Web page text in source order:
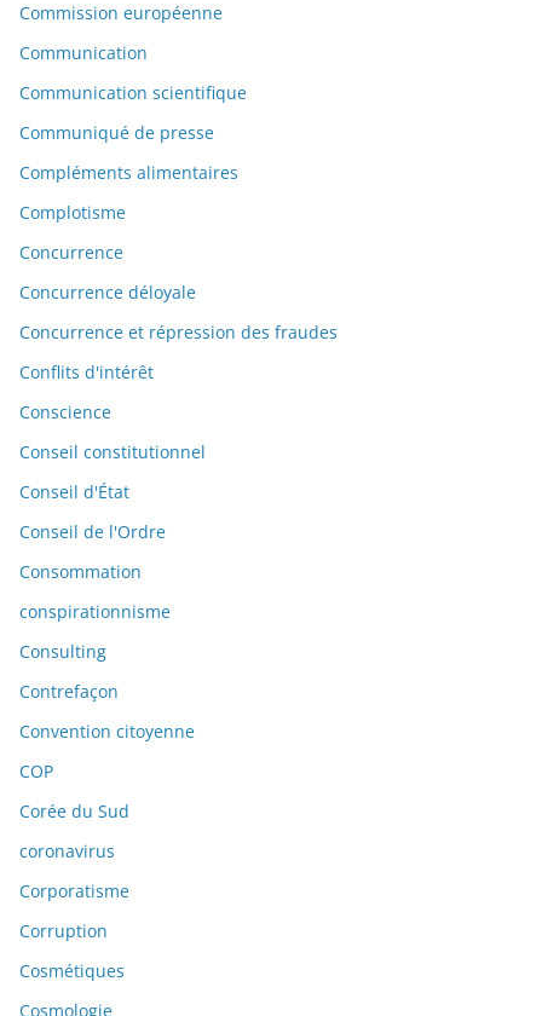
Commission européenne
Communication
Communication scientifique
Communiqué de presse
Compléments alimentaires
Complotisme
Concurrence
Concurrence déloyale
Concurrence et répression des fraudes
Conflits d'intérêt
Conscience
Conseil constitutionnel
Conseil d'État
Conseil de l'Ordre
Consommation
conspirationnisme
Consulting
Contrefaçon
Convention citoyenne
COP
Corée du Sud
coronavirus
Corporatisme
Corruption
Cosmétiques
Cosmologie